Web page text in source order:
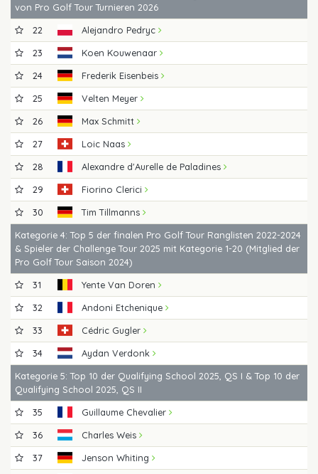
von Pro Golf Tour Turnieren 2026
22
Alejandro Pedryc
23
Koen Kouwenaar
24
Frederik Eisenbeis
25
Velten Meyer
26
Max Schmitt
27
Loic Naas
28
Alexandre d'Aurelle de Paladines
29
Fiorino Clerici
30
Tim Tillmanns
Kategorie 4: Top 5 der finalen Pro Golf Tour Ranglisten 2022-2024
& Spieler der Challenge Tour 2025 mit Kategorie 1-20 (Mitglied der
Pro Golf Tour Saison 2024)
31
Yente Van Doren
32
Andoni Etchenique
33
Cédric Gugler
34
Aydan Verdonk
Kategorie 5: Top 10 der Qualifying School 2025, QS I & Top 10 der
Qualifying School 2025, QS II
35
Guillaume Chevalier
36
Charles Weis
37
Jenson Whiting